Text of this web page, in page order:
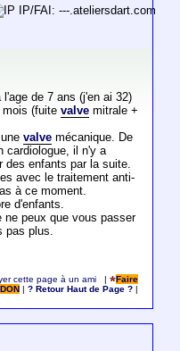
IP/FAI: ---.ateliersdart.com
de 7 ans (j'en ai 32)
mois (fuite valvemitrale +
valvemécanique. De
cardiologue, il n'y a
des enfants par la suite.
avec le traitement anti-
à ce moment.
d'enfants.
ne peux que vous passer
pas plus.
cette page à un ami |
Faire
|? Retour Haut de Page ?